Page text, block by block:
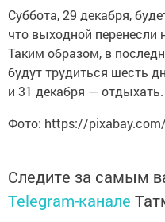
Суббота, 29 декабря,
что выходной перенесли
Таким образом, в
будут трудиться шесть
и 31 декабря — отдыхать.
Фото: https://
Следите за самым
Telegram-канале